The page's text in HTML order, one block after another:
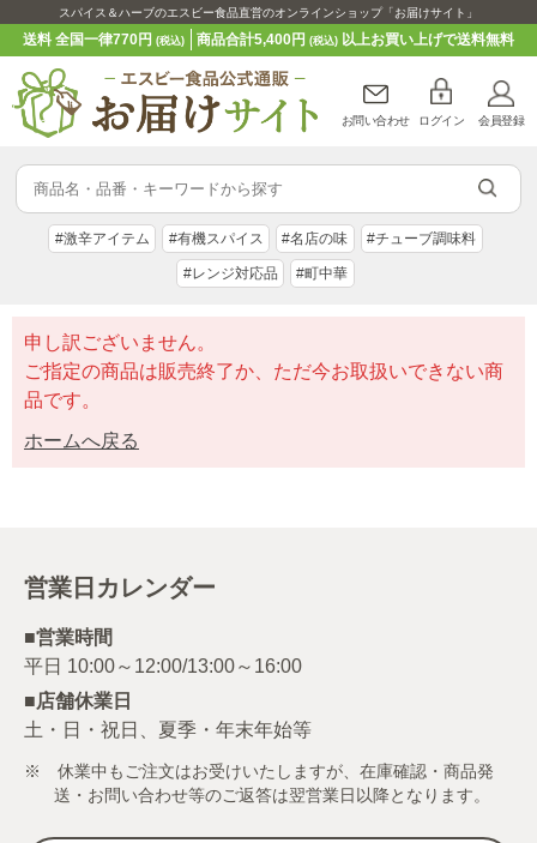
スパイス＆ハーブのエスビー食品直営のオンラインショップ「お届けサイト」
送料 全国一律770円(税込) 商品合計5,400円 (税込)以上お買い上げで送料無料
お問い合わせ ログイン 会員登録
#激辛アイテム #有機スパイス #名店の味 #チューブ調味料
#レンジ対応品 #町中華
申し訳ございません。
ご指定の商品は販売終了か、ただ今お取扱いできない商
品です。
ホームへ戻る
営業日カレンダー
■営業時間
■店舗休業日
土・日・祝日、夏季・年末年始等
※ 休業中もご注文はお受けいたしますが、在庫確認・商品発
送・お問い合わせ等のご返答は翌営業日以降となります。